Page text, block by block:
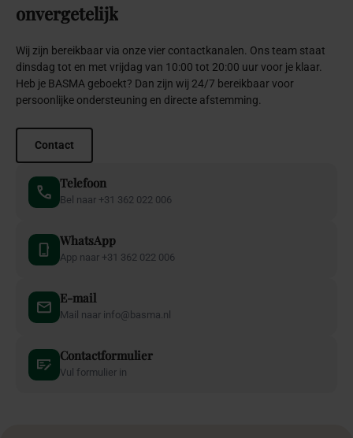
onvergetelijk
Wij zijn bereikbaar via onze vier contactkanalen. Ons team staat
dinsdag tot en met vrijdag van 10:00 tot 20:00 uur voor je klaar.
Heb je BASMA geboekt? Dan zijn wij 24/7 bereikbaar voor
persoonlijke ondersteuning en directe afstemming.
Contact
Telefoon
Bel naar +31 362 022 006
WhatsApp
App naar +31 362 022 006
E-mail
Mail naar info@basma.nl
Contactformulier
Vul formulier in